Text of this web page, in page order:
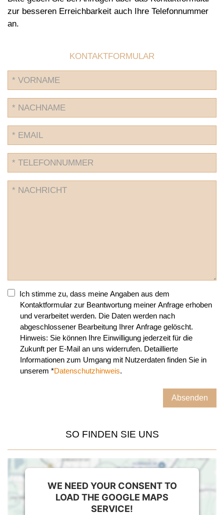
zur besseren Erreichbarkeit auch Ihre Telefonnummer
an.
KONTAKTFORMULAR
Kontaktformular zur Beantwortung meiner Anfrage erhoben
und verarbeitet werden. Die Daten werden nach
abgeschlossener Bearbeitung Ihrer Anfrage gelöscht.
Hinweis: Sie können Ihre Einwilligung jederzeit für die
Zukunft per E-Mail an uns widerrufen. Detaillierte
Informationen zum Umgang mit Nutzerdaten finden Sie in
unserem *Datenschutzhinweis.
SO FINDEN SIE UNS
WE NEED YOUR CONSENT TO
LOAD THE GOOGLE MAPS
SERVICE!